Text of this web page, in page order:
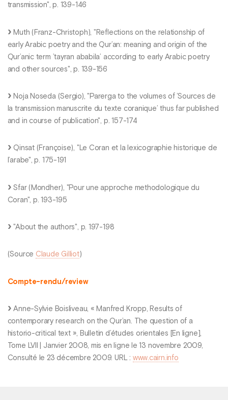
transmission", p. 139-146
Muth (Franz-Christoph), "Reflections on the relationship of
early Arabic poetry and the Qur’an: meaning and origin of the
Qur’anic term ’tayran ababila’ according to early Arabic poetry
and other sources", p. 139-156
Noja Noseda (Sergio), "Parerga to the volumes of ’Sources de
la transmission manuscrite du texte coranique’ thus far published
and in course of publication", p. 157-174
Qinsat (Françoise), "Le Coran et la lexicographie historique de
l’arabe", p. 175-191
Sfar (Mondher), "Pour une approche methodologique du
Coran", p. 193-195
"About the authors", p. 197-198
(Source Claude Gilliot)
Compte-rendu/review
Anne-Sylvie Boisliveau, « Manfred Kropp, Results of
contemporary research on the Qur’an. The question of a
historio-critical text », Bulletin d’études orientales [En ligne],
Tome LVII | Janvier 2008, mis en ligne le 13 novembre 2009,
Consulté le 23 décembre 2009. URL : www.cairn.info